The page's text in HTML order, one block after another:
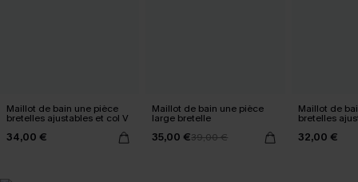
Maillot de bain une pièce
bretelles ajustables et col V
34,00 €
Maillot de bain une pièce
large bretelle
35,00 €39,00 €
Maillot de
bretelles
32,00 €